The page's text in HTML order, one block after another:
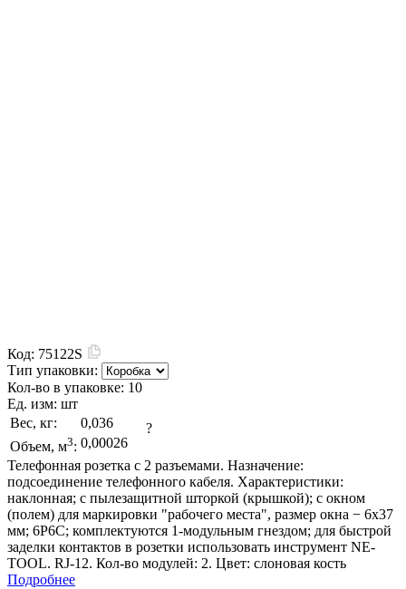
Код: 75122S
Тип упаковки:
Кол-во в упаковке: 10
Ед. изм: шт
Вес, кг:
0,036
Объем, м3: 0,00026
?
Телефонная розетка с 2 разъемами. Назначение:
подсоединение телефонного кабеля. Характеристики:
наклонная; с пылезащитной шторкой (крышкой); с окном
(полем) для маркировки "рабочего места", размер окна − 6х37
мм; 6Р6С; комплектуются 1-модульным гнездом; для быстрой
заделки контактов в розетки использовать инструмент NE-
TOOL. RJ-12. Кол-во модулей: 2. Цвет: слоновая кость
Подробнее